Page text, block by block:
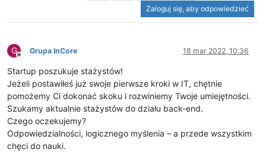
Zaloguj się, aby odpowiedzieć
G
Niedostępny
Grupa InCore 18 mar 2022, 10:36
Startup poszukuje stażystów!
Jeżeli postawiłeś już swoje pierwsze kroki w IT, chętnie
pomożemy Ci dokonać skoku i rozwiniemy Twoje umiejętności.
Szukamy aktualnie stażystów do działu back-end.
Czego oczekujemy?
Odpowiedzialności, logicznego myślenia – a przede wszystkim
chęci do nauki.